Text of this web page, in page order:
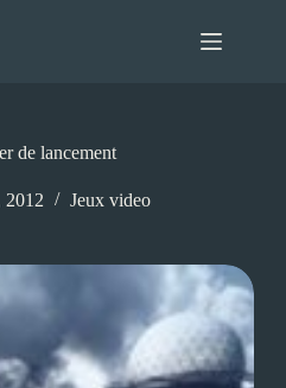
de lancement
2012 Jeux video